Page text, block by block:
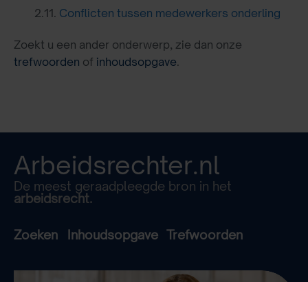
2.11. Conflicten tussen medewerkers onderling
Zoekt u een ander onderwerp, zie dan onze
trefwoorden of inhoudsopgave.
Arbeidsrechter.nl
De meest geraadpleegde bron in het
arbeidsrecht.
Zoeken Inhoudsopgave Trefwoorden